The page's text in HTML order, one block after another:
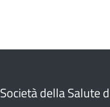
Società della Salute